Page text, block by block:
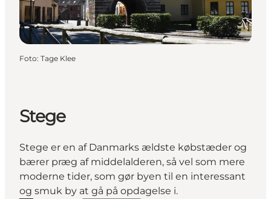
Foto: Tage Klee
Stege
Stege er en af Danmarks ældste købstæder og
bærer præg af middelalderen, så vel som mere
moderne tider, som gør byen til en interessant
og smuk by at gå på opdagelse i.